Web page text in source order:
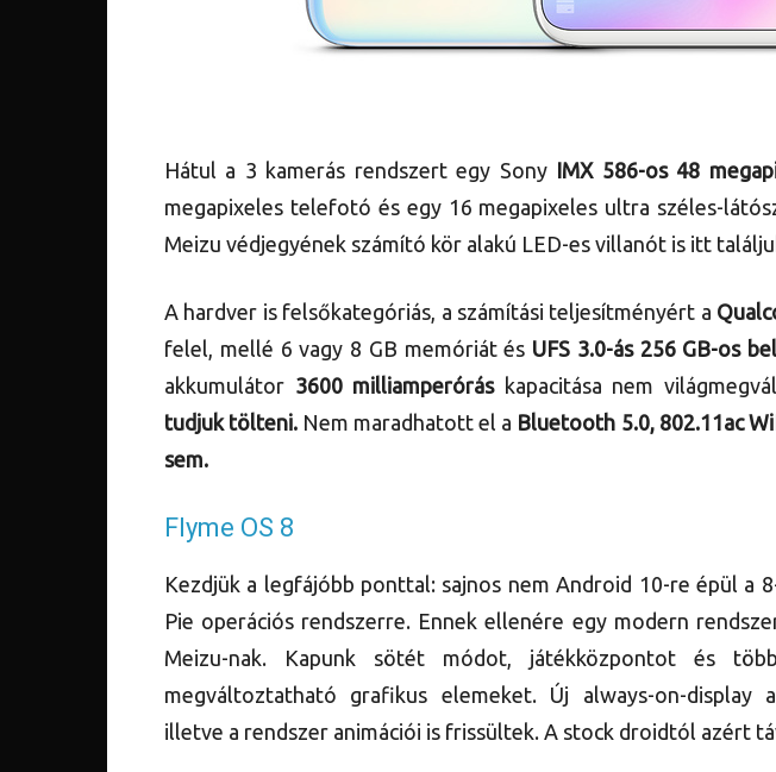
Hátul a 3 kamerás rendszert egy Sony IMX 586-os 48
megapixeles telefotó és egy 16 megapixeles ultra széles-
Meizu védjegyének számító kör alakú LED-es villanót is itt
A hardver is felsőkategóriás, a számítási teljesítményért a
felel, mellé 6 vagy 8 GB memóriát és UFS 3.0-ás 256 GB-os
akkumulátor 3600 milliamperóráskapacitása nem
tudjuk tölteni. Nem maradhatott el a Bluetooth 5.0, 802.11ac
sem.
Flyme OS 8
Kezdjük a legfájóbb ponttal: sajnos nem Android 10-re épül a
Pie operációs rendszerre. Ennek ellenére egy modern
Meizu-nak. Kapunk sötét módot, játékközpontot és
megváltoztatható grafikus elemeket. Új always-on-display
illetve a rendszer animációi is frissültek. A stock droidtól azért